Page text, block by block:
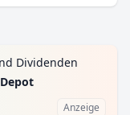
Dividenden
Anzeige